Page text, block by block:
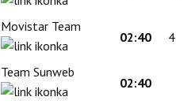
Movistar Team
02:40 4
Team Sunweb
02:40